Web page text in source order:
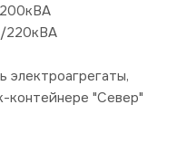
220кВА
электроагрегаты,
контейнере "Север"